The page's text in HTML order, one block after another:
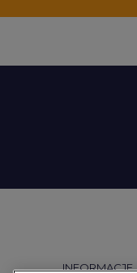
INFORMACJE